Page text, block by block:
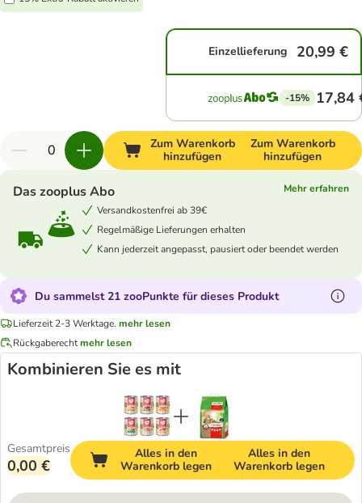
Einzellieferung 20,99 €
-15% 17,84
Zum Warenkorb
hinzufügen
Zum Warenkorb
hinzufügen
Das zooplus Abo
Mehr erfahren
Versandkostenfrei ab 39€
Regelmäßige Lieferungen erhalten
Kann jederzeit angepasst, pausiert oder beendet werden
Du sammelst 21 zooPunkte für dieses Produkt
Lieferzeit 2-3 Werktage. mehr lesen
Rückgaberechtmehr lesen
Kombinieren Sie es mit
Gesamtpreis
0,00 €
Alles in den
Warenkorb legen
Alles in den
Warenkorb legen